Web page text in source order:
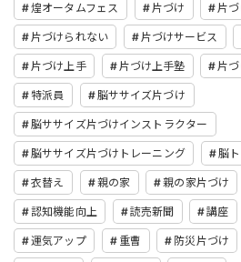
煌オータムフェス 片づけ 片
片づけられない 片づけサービス
片づけ上手 片づけ上手塾 片
特派員 脳ササイズ片づけ
脳ササイズ片づけインストラクター
脳ササイズ片づけトレーニング 脳
衣替え 親の家 親の家片づけ
認知機能向上 読売新聞 講座
運気アップ 重曹 防災片づけ